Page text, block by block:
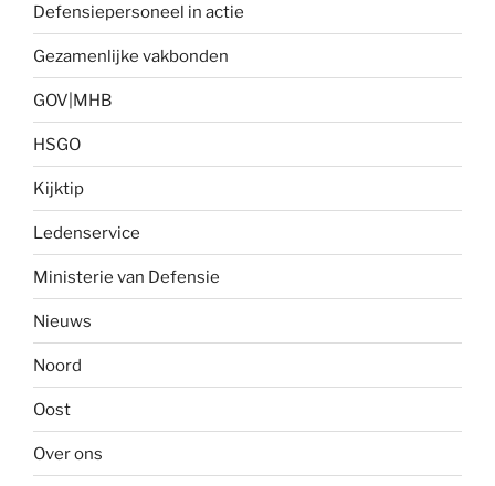
Defensiepersoneel in actie
Gezamenlijke vakbonden
GOV|MHB
HSGO
Kijktip
Ledenservice
Ministerie van Defensie
Nieuws
Noord
Oost
Over ons